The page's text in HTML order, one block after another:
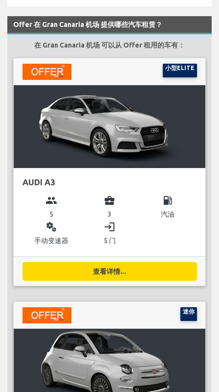
Offer 在 Gran Canaria 机场 提供哪些汽车租赁？
在 Gran Canaria 机场 可以从 Offer 租用的车有：
小型ELITE
AUDI A3
group
5
business_center
3
local_gas_station
汽油
miscellaneous_services
手动变速器
login
5 门
查看详情...
迷你